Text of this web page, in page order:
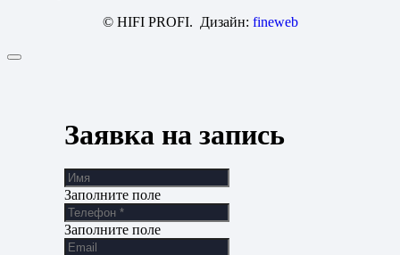
© HIFI PROFI. Дизайн: fineweb
Заявка на запись
Заполните поле
Заполните поле